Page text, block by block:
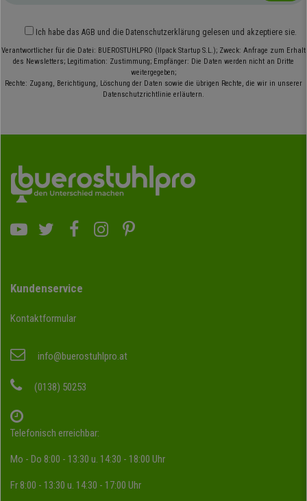
Ich habe das AGB und die Datenschutzerklärung gelesen und akzeptiere sie.
Verantwortlicher für die Datei: BUEROSTUHLPRO (Ilpack Startup S.L.); Zweck: Anfrage zum Erhalt
des Newsletters; Legitimation: Zustimmung; Empfänger: Die Daten werden nicht an Dritte
weitergegeben;
Rechte: Zugang, Berichtigung, Löschung der Daten sowie die übrigen Rechte, die wir in unserer
Datenschutzrichtlinie erläutern.
Kundenservice
Kontaktformular
info@buerostuhlpro.at
(0138) 50253
Telefonisch erreichbar:
Mo - Do 8:00 - 13:30 u. 14:30 - 18:00 Uhr
Fr 8:00 - 13:30 u. 14:30 - 17:00 Uhr